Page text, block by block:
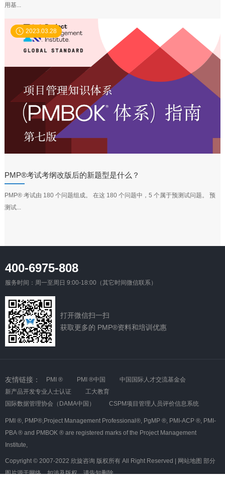
用基...
2023.03.28
PMP®考试考纲改版后的新题型是什么？
PMP® 考试由 180 个问题组成。 在这 180 个问题中，5 个属于预测试问题。 预
测试...
400-6975-808
服务时间：周一至周日 9:00-18:00（其它时间微信联系）
打开微信扫一扫
获取更多的 PMP®资料和培训优惠
友情链接： PMI ® PMI ®中国
中国国际人才交流基金会
新产品开发专业人士认证
工大教育
国际数据管理协会（DAMA中国）
CSPM项目管理人员评价信息系统
PMI ®, PMP®,Project Management Professional®, PgMP ®, PMI-ACP ®, PMI-
PBA ® and PMBOK ® are registered marks of the Project Management
Institute,
Copyright © 2007-2022 欣旋咨询 版权所有 All Right Reserved | 网站地图 部分
图片源于网络，如涉及版权，请告知删除